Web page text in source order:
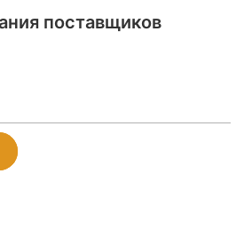
поставщиков